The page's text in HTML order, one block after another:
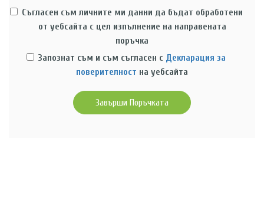
Съгласен съм личните ми данни да бъдат обработени
от уебсайта с цел изпълнение на направената
поръчка
Запознат съм и съм съгласен с Декларация за
поверителност на уебсайта
Завърши Поръчката